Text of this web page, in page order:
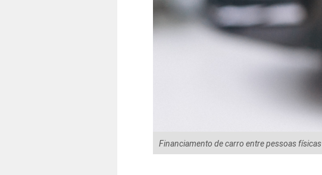
Financiamento de carro entre pessoas físicas